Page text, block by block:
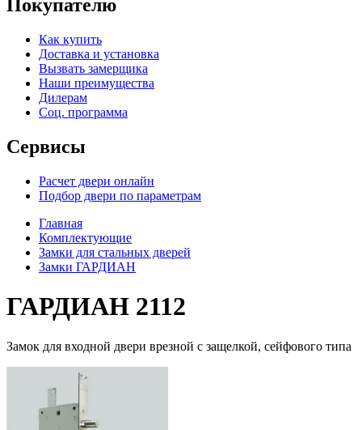
Покупателю
Как купить
Доставка и установка
Вызвать замерщика
Наши преимущества
Дилерам
Соц. программа
Сервисы
Расчет двери онлайн
Подбор двери по параметрам
Главная
Комплектующие
Замки для стальных дверей
Замки ГАРДИАН
ГАРДИАН 2112
Замок для входной двери врезной с защелкой, сейфового типа